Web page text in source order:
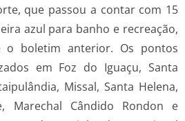
que passou a contar com 15
azul para banho e recreação,
boletim anterior. Os pontos
em Foz do Iguaçu, Santa
Missal, Santa Helena,
Marechal Cândido Rondon e